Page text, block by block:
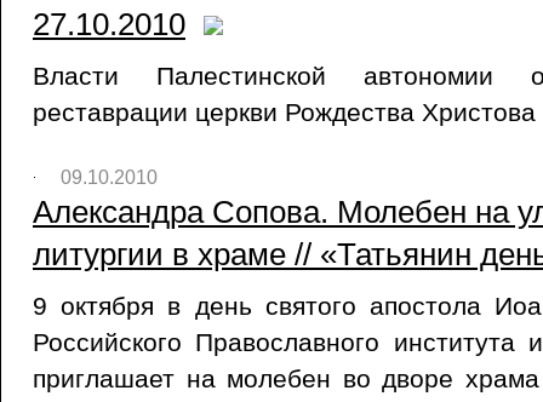
27.10.2010
Власти Палестинской автономии
реставрации церкви Рождества
09.10.2010
Александра Сопова. Молебен на
литургии в храме // «Татьянин
9 октября в день святого апостола
Российского Православного
приглашает на молебен во дворе